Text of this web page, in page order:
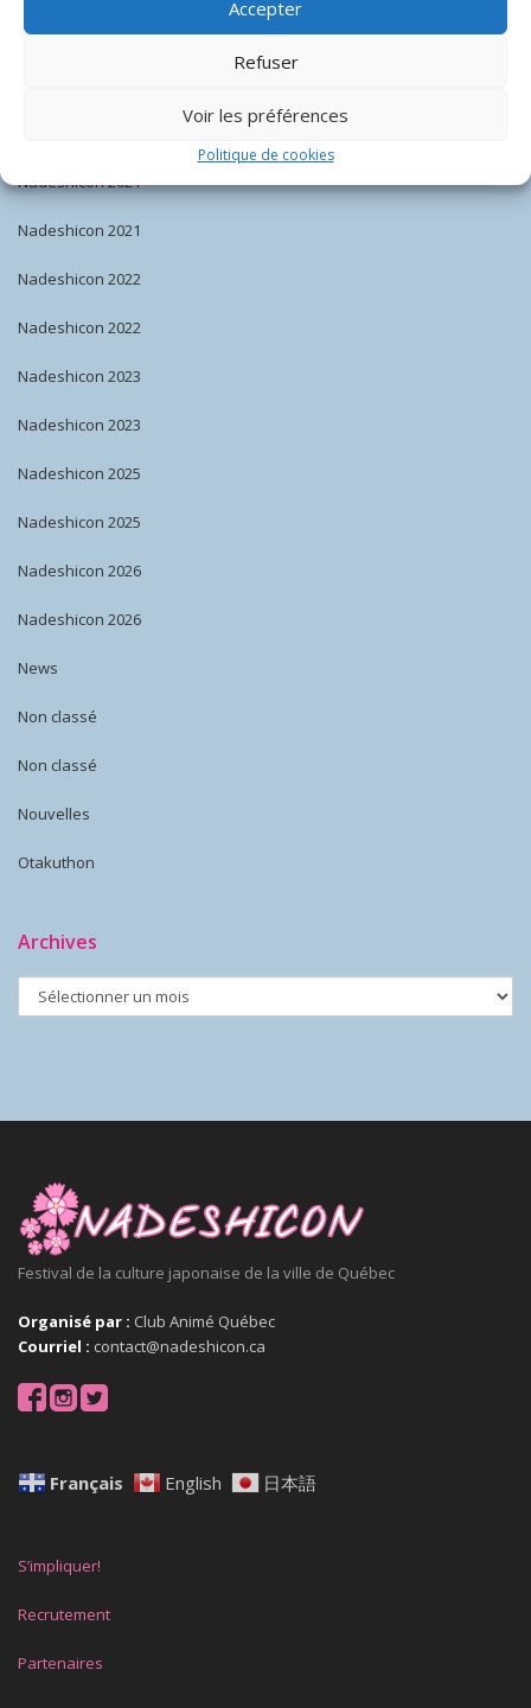
Accepter
Refuser
Voir les préférences
Politique de cookies
Nadeshicon 2019
Nadeshicon 2021
Nadeshicon 2021
Nadeshicon 2022
Nadeshicon 2022
Nadeshicon 2023
Nadeshicon 2023
Nadeshicon 2025
Nadeshicon 2025
Nadeshicon 2026
Nadeshicon 2026
News
Non classé
Non classé
Nouvelles
Otakuthon
Archives
Festival de la culture japonaise de la ville de Québec
Organisé par : Club Animé Québec
Courriel : contact@nadeshicon.ca
Français English 日本語
S’impliquer!
Recrutement
Partenaires